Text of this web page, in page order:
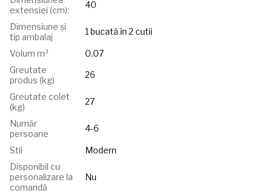
extensiei (cm):
40
Dimensiune și
tip ambalaj
1 bucată în 2 cutii
Volum m³
0.07
Greutate
produs (kg)
26
Greutate colet
(kg)
27
Număr
persoane
4-6
Stil
Modern
Disponibil cu
personalizare la
comandă
Nu